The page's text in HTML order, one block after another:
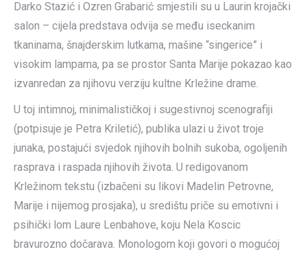
Darko Stazić i Ozren Grabarić smjestili su u Laurin krojački
salon – cijela predstava odvija se među iseckanim
tkaninama, šnajderskim lutkama, mašine “singerice” i
visokim lampama, pa se prostor Santa Marije pokazao kao
izvanredan za njihovu verziju kultne Krležine drame.
U toj intimnoj, minimalističkoj i sugestivnoj scenografiji
(potpisuje je Petra Kriletić), publika ulazi u život troje
junaka, postajući svjedok njihovih bolnih sukoba, ogoljenih
rasprava i raspada njihovih života. U redigovanom
Krležinom tekstu (izbačeni su likovi Madelin Petrovne,
Marije i nijemog prosjaka), u središtu priče su emotivni i
psihički lom Laure Lenbahove, koju Nela Koscic
bravurozno dočarava. Monologom koji govori o mogućoj